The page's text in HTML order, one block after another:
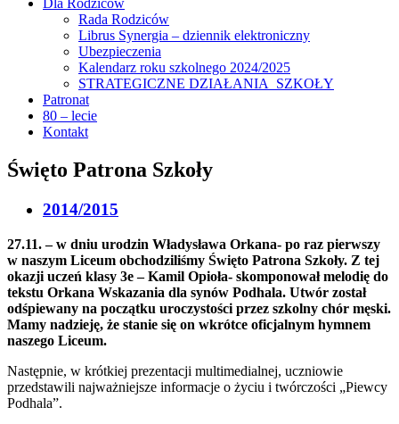
Dla Rodziców
Rada Rodziców
Librus Synergia – dziennik elektroniczny
Ubezpieczenia
Kalendarz roku szkolnego 2024/2025
STRATEGICZNE DZIAŁANIA SZKOŁY
Patronat
80 – lecie
Kontakt
Święto Patrona Szkoły
2014/2015
27.11. – w dniu urodzin Władysława Orkana- po raz pierwszy
w naszym Liceum obchodziliśmy Święto Patrona Szkoły. Z tej
okazji uczeń klasy 3e – Kamil Opioła- skomponował melodię do
tekstu Orkana Wskazania dla synów Podhala. Utwór został
odśpiewany na początku uroczystości przez szkolny chór męski.
Mamy nadzieję, że stanie się on wkrótce oficjalnym hymnem
naszego Liceum.
Następnie, w krótkiej prezentacji multimedialnej, uczniowie
przedstawili najważniejsze informacje o życiu i twórczości „Piewcy
Podhala”.